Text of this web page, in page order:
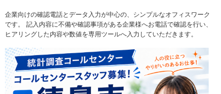
企業向けの確認電話とデータ入力が中心の、シンプルなオフィスワーク
です。 記入内容に不備や確認事項がある企業様へお電話で確認を行い、
ヒアリングした内容や数値を専用ツールへ入力していただきます。